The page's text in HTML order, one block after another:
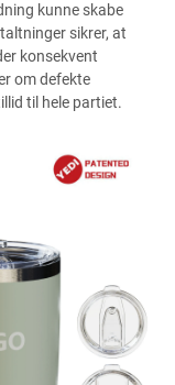
kunne skabe
sikrer, at
konsekvent
om defekte
til hele partiet.